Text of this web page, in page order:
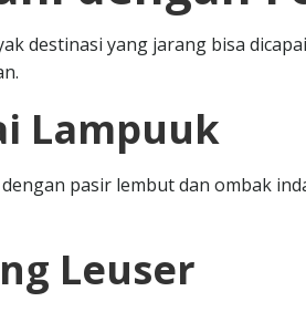
destinasi yang jarang bisa
Lampuuk
pasir lembut dan ombak
Leuser